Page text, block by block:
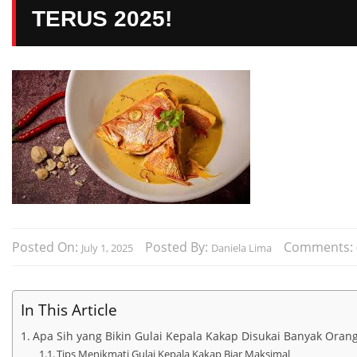
TERUS 2025!
Posted On: July 1, 2025 Posted By: Daniela Lima Comments:
In This Article
Apa Sih yang Bikin Gulai Kepala Kakap Disukai Banyak
Tips Menikmati Gulai Kepala Kakap Biar Maksimal